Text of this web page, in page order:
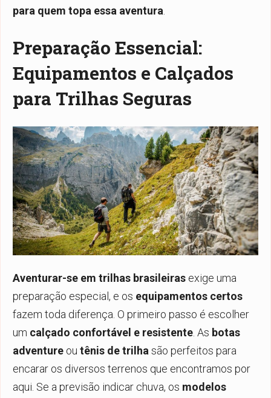
para quem topa essa aventura
Preparação Essencial:
Equipamentos e Calçados
para Trilhas Seguras
Aventurar-se em trilhas brasileiras exige uma
preparação especial, e os equipamentos certos
fazem toda diferença. O primeiro passo é escolher
um calçado confortável e resistente . As botas
adventure ou tênis de trilha são perfeitos para
encarar os diversos terrenos que encontramos por
aqui. Se a previsão indicar chuva, os modelos